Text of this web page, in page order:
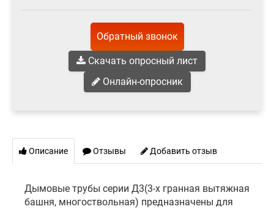
Обратный звонок
Скачать опросный лист
Онлайн-опросник
Описание Отзывы Добавить отзыв
Дымовые трубы серии Д3(3-х гранная вытяжная
башня, многоствольная) предназначены для